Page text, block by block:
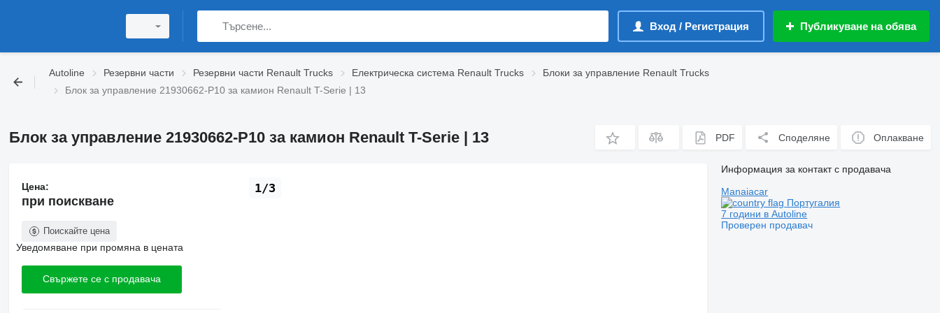
Вход / Регистрация Публикуване на обява
Autoline Резервни части Резервни части Renault Trucks Електрическа система Renault Trucks
Блоки за управление Renault Trucks
Блок за управление 21930662-P10 за камион Renault T-Serie | 13
Блок за управление 21930662-P10 за камион Renault T-Serie | 13 PDF Споделяне Оплакване
1/3
Цена:
при поискване
Поискайте цена
Уведомяване при промяна в цената
Свържете се с продавача
Информация за контакт с продавача
Manaiacar
Португалия
7 години в Autoline
Проверен продавач